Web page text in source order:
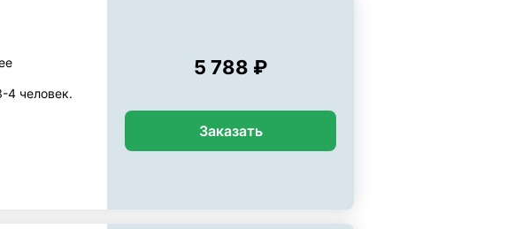
4 человек.
5 788 ₽
Заказать